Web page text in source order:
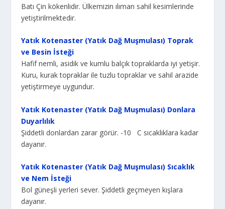
Batı Çin kökenlidir. Ülkemizin ılıman sahil kesimlerinde
yetiştirilmektedir.
Yatık Kotenaster (Yatık Dağ Muşmulası) Toprak
ve Besin İsteği
Hafif nemli, asidik ve kumlu balçık topraklarda iyi yetişir.
Kuru, kurak topraklar ile tuzlu topraklar ve sahil arazide
yetiştirmeye uygundur.
Yatık Kotenaster (Yatık Dağ Muşmulası) Donlara
Duyarlılık
Şiddetli donlardan zarar görür. -10 C sıcaklıklara kadar
dayanır.
Yatık Kotenaster (Yatık Dağ Muşmulası) Sıcaklık
ve Nem İsteği
Bol güneşli yerleri sever. Şiddetli geçmeyen kışlara
dayanır.